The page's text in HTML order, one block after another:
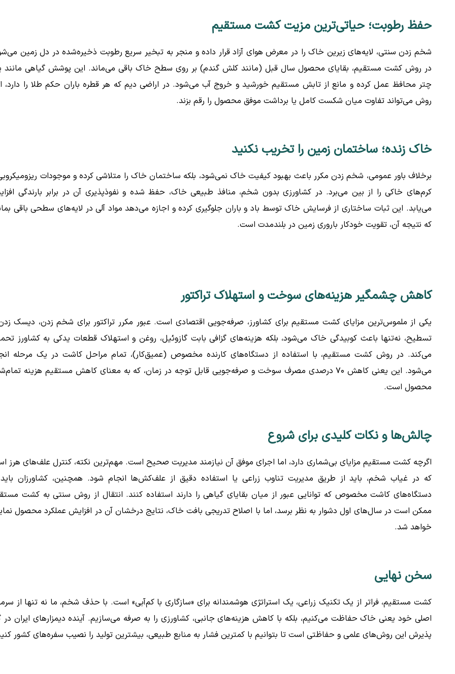
حفظ رطوبت؛ حیاتی‌ترین مزیت کشت مستقیم
شخم زدن سنتی، لایه‌های زیرین خاک را در معرض هوای آزاد قرار داده و منجر به تبخیر سریع رطوبت ذخیره‌شده در دل زمین
در روش کشت مستقیم، بقایای محصول سال قبل (مانند کلش گندم) بر روی سطح خاک باقی می‌ماند. این پوشش گیاهی مانند
چتر محافظ عمل کرده و مانع از تابش مستقیم خورشید و خروج آب می‌شود. در اراضی دیم که هر قطره باران حکم طلا را دارد،
روش می‌تواند تفاوت میان شکست کامل یا برداشت موفق محصول را رقم بزند.
خاک زنده؛ ساختمان زمین را تخریب نکنید
برخلاف باور عمومی، شخم زدن مکرر باعث بهبود کیفیت خاک نمی‌شود، بلکه ساختمان خاک را متلاشی کرده و موجودات
کرم‌های خاکی را از بین می‌برد. در کشاورزی بدون شخم، منافذ طبیعی خاک، حفظ شده و نفوذپذیری آن در برابر بارندگی
می‌یابد. این ثبات ساختاری از فرسایش خاک توسط باد و باران جلوگیری کرده و اجازه می‌دهد مواد آلی در لایه‌های سطحی باقی
که نتیجه آن، تقویت خودکار باروری زمین در بلندمدت است.
کاهش چشمگیر هزینه‌های سوخت و استهلاک تراکتور
یکی از ملموس‌ترین مزایای کشت مستقیم برای کشاورز، صرفه‌جویی اقتصادی است. عبور مکرر تراکتور برای شخم زدن، دیسک
تسطیح، نه‌تنها باعث کوبیدگی خاک می‌شود، بلکه هزینه‌های گزافی بابت گازوئیل، روغن و استهلاک قطعات یدکی به کشاورز
می‌کند. در روش کشت مستقیم، با استفاده از دستگاه‌های کارنده مخصوص (عمیق‌کار)، تمام مراحل کاشت در یک مرحله
می‌شود. این یعنی کاهش ۷۰ درصدی مصرف سوخت و صرفه‌جویی قابل توجه در زمان، که به معنای کاهش مستقیم هزینه
محصول است.
چالش‌ها و نکات کلیدی برای شروع
اگرچه کشت مستقیم مزایای بی‌شماری دارد، اما اجرای موفق آن نیازمند مدیریت صحیح است. مهم‌ترین نکته، کنترل علف‌های هرز
که در غیاب شخم، باید از طریق مدیریت تناوب زراعی یا استفاده دقیق از علف‌کش‌ها انجام شود. همچنین، کشاورزان باید
دستگاه‌های کاشت مخصوص که توانایی عبور از میان بقایای گیاهی را دارند استفاده کنند. انتقال از روش سنتی به کشت
ممکن است در سال‌های اول دشوار به نظر برسد، اما با اصلاح تدریجی بافت خاک، نتایج درخشان آن در افزایش عملکرد محصول
خواهد شد.
سخن نهایی
کشت مستقیم، فراتر از یک تکنیک زراعی، یک استراتژی هوشمندانه برای «سازگاری با کم‌آبی» است. با حذف شخم، ما نه تنها از
اصلی خود یعنی خاک حفاظت می‌کنیم، بلکه با کاهش هزینه‌های جانبی، کشاورزی را به صرفه می‌سازیم. آینده دیمزارهای ایران در
پذیرش این روش‌های علمی و حفاظتی است تا بتوانیم با کمترین فشار به منابع طبیعی، بیشترین تولید را نصیب سفره‌های کشور